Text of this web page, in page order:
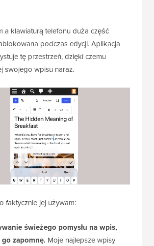
a klawiaturą telefonu duża część
podczas edycji. Aplikacja
tę przestrzeń, dzięki czemu
swojego wpisu naraz.
faktycznie jej używam:
świeżego pomysłu na wpis,
zapomnę. Moje najlepsze wpisy